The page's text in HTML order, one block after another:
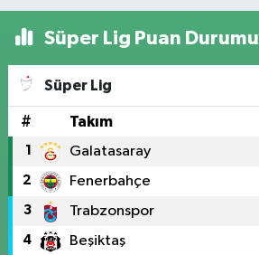
Süper Lig Puan Durumu
Süper Lig
# Takım
1 Galatasaray
2 Fenerbahçe
3 Trabzonspor
4 Beşiktaş